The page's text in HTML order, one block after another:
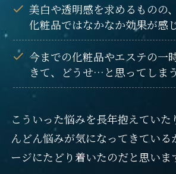
美白や透明感を求めるものの
化粧品ではなかなか効果が感
今までの化粧品やエステの一
きて、どうせ…と思ってしま
こういった悩みを長年抱えていた
んどん悩みが気になってきている
ージにたどり着いたのだと思いま